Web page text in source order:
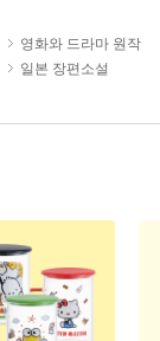
영화와 드라마 원작
일본 장편소설